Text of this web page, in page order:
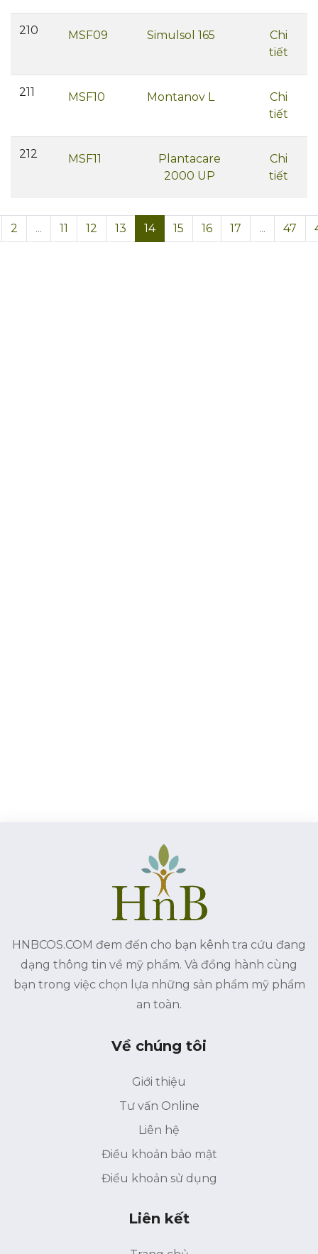
210 MSF09 Simulsol 165
Chi
tiết
211 MSF10 Montanov L
Chi
tiết
212 MSF11
Plantacare
2000 UP
Chi
tiết
2 ... 11 12 13 14 15 16 17 ... 47
HNBCOS.COM đem đến cho bạn kênh tra cứu đang
dạng thông tin về mỹ phẩm. Và đồng hành cùng
bạn trong việc chọn lựa những sản phẩm mỹ phẩm
an toàn.
Về chúng tôi
Giới thiệu
Tư vấn Online
Liên hệ
Điều khoản bảo mật
Điểu khoản sử dụng
Liên kết